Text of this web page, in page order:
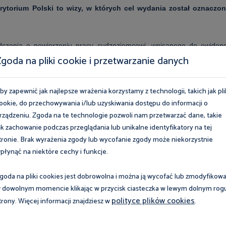
Polski to wizy, w których cel wydania został
o powierzeniu pracy cudzoziemcowi,wpisanego do
wizy, tj. najczęściej na podstawie zezwolenia na pracę.
które pozwalają cudzoziemcowi podjąć legalną pracę na
bowiem zasada, że dokument pobytowy odpowiedni do
w danym przypadku jest ono wymagane, ewentualnie
wydana przez polskie organy (typu „C” – wiza Schengen,
niezależnie od celu jej wydania oraz każde
wskazanych w przepisach jako wykluczające podjęcie
w Polsce na podstawie:
na pliki cookie i przetwarzanie danych
zapewnić jak najlepsze wrażenia korzystamy z technologii, takich jak
do przechowywania i/lub uzyskiwania dostępu do informacji o
Zgoda na te technologie pozwoli nam przetwarzać dane, takie
zachowanie podczas przeglądania lub unikalne identyfikatory na tej
Brak wyrażenia zgody lub wycofanie zgody może niekorzystnie
na niektóre cechy i funkcje.
na pliki cookies jest dobrowolna i można ją wycofać lub
dowolnym momencie klikając w przycisk ciasteczka w lewym dolnym
Więcej informacji znajdziesz wpolityce plików cookies.